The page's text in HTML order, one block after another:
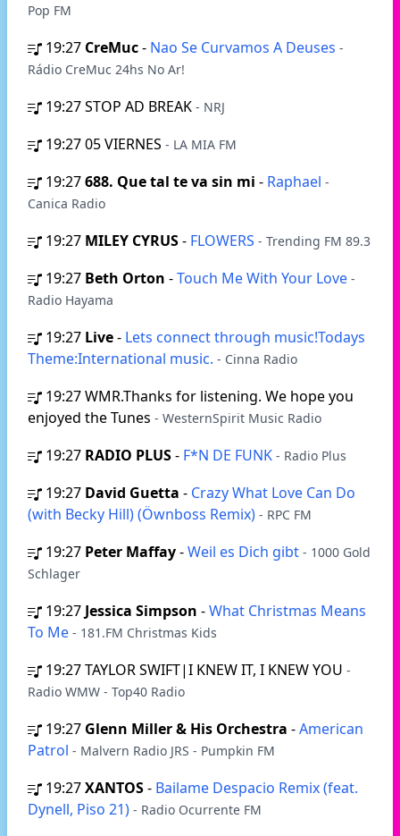
Pop FM
19:27 CreMuc- Nao Se Curvamos A Deuses -
Rádio CreMuc 24hs No Ar!
19:27STOP AD BREAK - NRJ
19:2705 VIERNES - LA MIA FM
19:27688. Que tal te va sin mi - Raphael -
Canica Radio
19:27 MILEY CYRUS- FLOWERS - Trending FM 89.3
19:27 Beth Orton -Touch Me With Your Love -
Radio Hayama
19:27 Live- Lets connect through music!Todays
Theme:International music. - Cinna Radio
19:27WMR.Thanks for listening. We hope you
enjoyed the Tunes - WesternSpirit Music Radio
19:27 RADIO PLUS- F*N DE FUNK - Radio Plus
19:27 David Guetta - Crazy What Love Can Do
(with Becky Hill) (Öwnboss Remix) - RPC FM
19:27 Peter Maffay-Weil es Dich gibt - 1000 Gold
Schlager
19:27 Jessica Simpson -What Christmas Means
To Me - 181.FM Christmas Kids
19:27TAYLOR SWIFT|I KNEW IT, I KNEW YOU -
Radio WMW - Top40 Radio
19:27 Glenn Miller & His Orchestra -American
Patrol - Malvern Radio JRS - Pumpkin FM
19:27XANTOS- Bailame Despacio Remix (feat.
Dynell, Piso 21) - Radio Ocurrente FM